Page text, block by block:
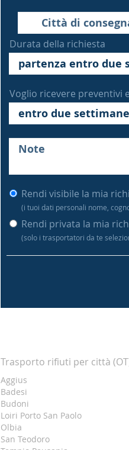
Durata della richiesta
Voglio ricevere preventivi
Rendi visibile la mia
(i tuoi dati personali nome,
Rendi privata la mia
(solo i trasportatori da te
Trasporto rifiuti per città
Aggius
Badesi
Budoni
Loiri Porto San Paolo
Olbia
San Teodoro